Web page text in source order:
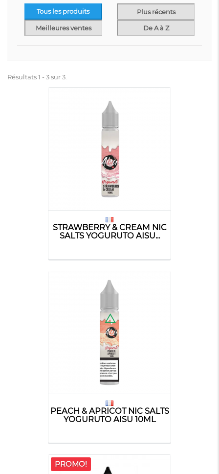
Tous les produits Plus récents
Meilleures ventes De A à Z
Résultats 1 - 3 sur 3.
STRAWBERRY & CREAM NIC
SALTS YOGURUTO AISU...
PEACH & APRICOT NIC SALTS
YOGURUTO AISU 10ML
PROMO!